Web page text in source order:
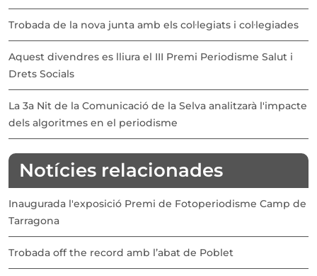
Trobada de la nova junta amb els col·legiats i col·legiades
Aquest divendres es lliura el III Premi Periodisme Salut i
Drets Socials
La 3a Nit de la Comunicació de la Selva analitzarà l'impacte
dels algoritmes en el periodisme
Notícies relacionades
Inaugurada l'exposició Premi de Fotoperiodisme Camp de
Tarragona
Trobada off the record amb l’abat de Poblet